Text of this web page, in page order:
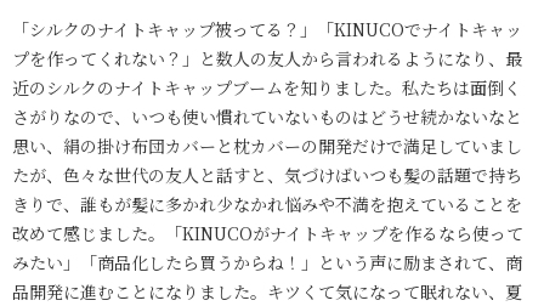
「シルクのナイトキャップ被ってる？」「KINUCOでナイトキャッ
プを作ってくれない？」と数人の友人から言われるようになり、最
近のシルクのナイトキャップブームを知りました。私たちは面倒く
さがりなので、いつも使い慣れていないものはどうせ続かないなと
思い、絹の掛け布団カバーと枕カバーの開発だけで満足していまし
たが、色々な世代の友人と話すと、気づけばいつも髪の話題で持ち
きりで、誰もが髪に多かれ少なかれ悩みや不満を抱えていることを
改めて感じました。「KINUCOがナイトキャップを作るなら使って
みたい」「商品化したら買うからね！」という声に励まされて、商
品開発に進むことになりました。キツくて気になって眠れない、夏